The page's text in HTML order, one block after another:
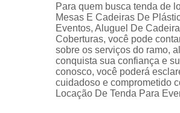
Para quem busca tenda de
Mesas E Cadeiras De
Eventos, Aluguel De
Coberturas, você pode
sobre os serviços do ramo,
conquista sua confiança e
conosco, você poderá
cuidadoso e comprometido
Locação De Tenda Para